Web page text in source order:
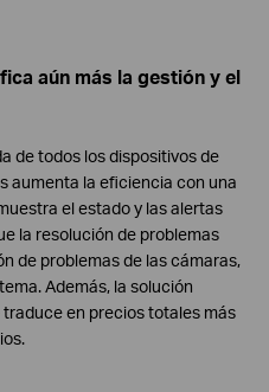
aún más la gestión y el
de todos los dispositivos de
aumenta la eficiencia con una
el estado y las alertas
la resolución de problemas
de problemas de las cámaras,
Además, la solución
en precios totales más